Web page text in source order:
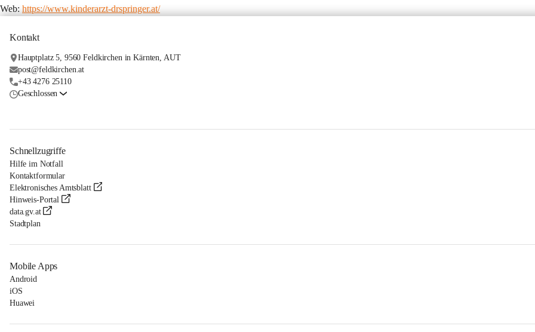
Web: https://www.kinderarzt-drspringer.at/
Kontakt
Hauptplatz 5, 9560 Feldkirchen in Kärnten, AUT
post@feldkirchen.at
+43 4276 25110
Geschlossen
Schnellzugriffe
Hilfe im Notfall
Kontaktformular
Elektronisches Amtsblatt
Hinweis-Portal
data.gv.at
Stadtplan
Mobile Apps
Android
iOS
Huawei